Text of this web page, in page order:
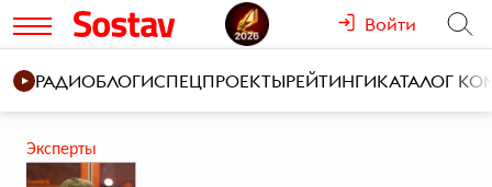
Войти
РАДИОБЛОГИСПЕЦПРОЕКТЫРЕЙТИНГИКАТАЛОГ
Эксперты